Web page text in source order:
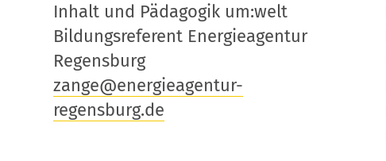
Inhalt und Pädagogik um:welt
Bildungsreferent Energieagentur
Regensburg
zange@energieagentur-
regensburg.de